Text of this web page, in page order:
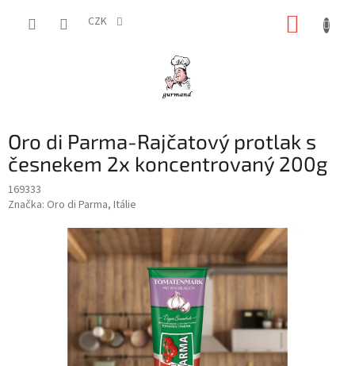
CZK
Oro di Parma-Rajčatový protlak s
česnekem 2x koncentrovaný 200g
169333
Značka: Oro di Parma, Itálie